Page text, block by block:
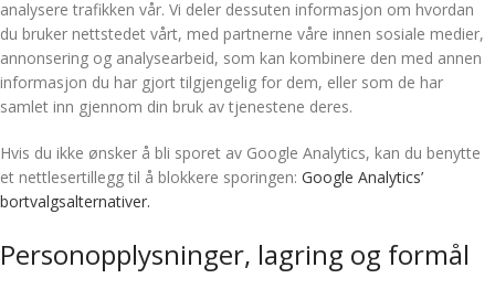
analysere trafikken vår. Vi deler dessuten informasjon om hvordan
du bruker nettstedet vårt, med partnerne våre innen sosiale medier,
annonsering og analysearbeid, som kan kombinere den med annen
informasjon du har gjort tilgjengelig for dem, eller som de har
samlet inn gjennom din bruk av tjenestene deres.
Hvis du ikke ønsker å bli sporet av Google Analytics, kan du benytte
et nettlesertillegg til å blokkere sporingen: Google Analytics’
bortvalgsalternativer.
Personopplysninger, lagring og formål